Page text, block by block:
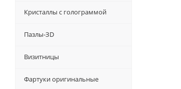
Кристаллы с голограммой
Пазлы-ЗD
Визитницы
Фартуки оригинальные